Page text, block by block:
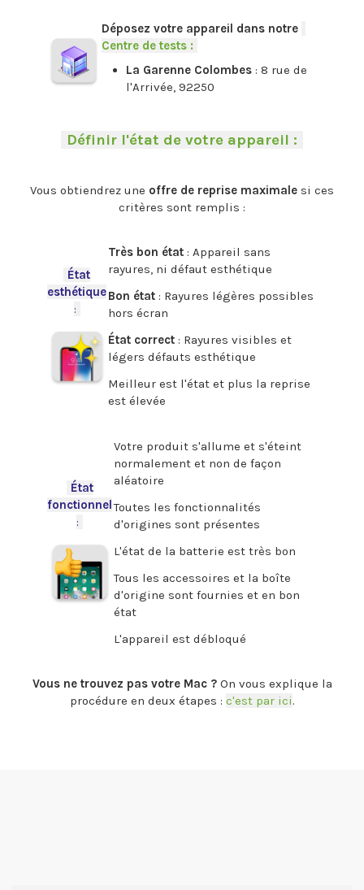
Déposez votre appareil dans notre
Centre de tests :
La Garenne Colombes : 8 rue de
l'Arrivée, 92250
Définir l'état de votre appareil :
Vous obtiendrez une offre de reprise maximale si ces
critères sont remplis :
État
esthétique
:
Très bon état : Appareil sans
rayures, ni défaut esthétique
Bon état : Rayures légères possibles
hors écran
État correct : Rayures visibles et
légers défauts esthétique
Meilleur est l'état et plus la reprise
est élevée
État
fonctionnel
:
Votre produit s'allume et s'éteint
normalement et non de façon
aléatoire
Toutes les fonctionnalités
d'origines sont présentes
L'état de la batterie est très bon
Tous les accessoires et la boîte
d'origine sont fournies et en bon
état
L'appareil est débloqué
Vous ne trouvez pas votre Mac ?On vous explique la
procédure en deux étapes : c'est par ici.